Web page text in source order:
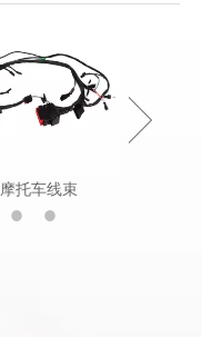
摩托车线束